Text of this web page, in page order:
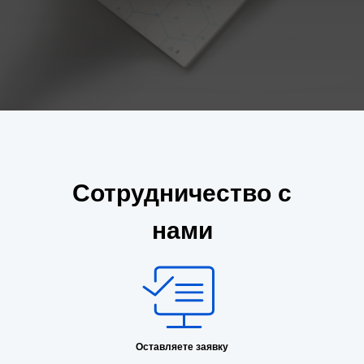
Оставляете заявку
Сотрудничество с
нами